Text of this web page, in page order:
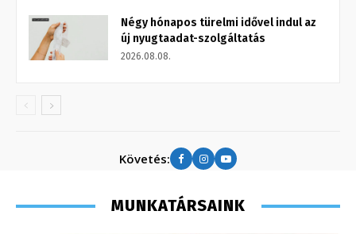
Négy hónapos türelmi idővel indul az
új nyugtaadat-szolgáltatás
2026.08.08.
Követés:
MUNKATÁRSAINK